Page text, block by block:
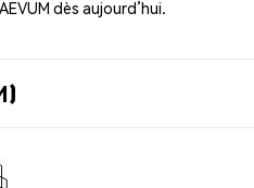
dès aujourd’hui.